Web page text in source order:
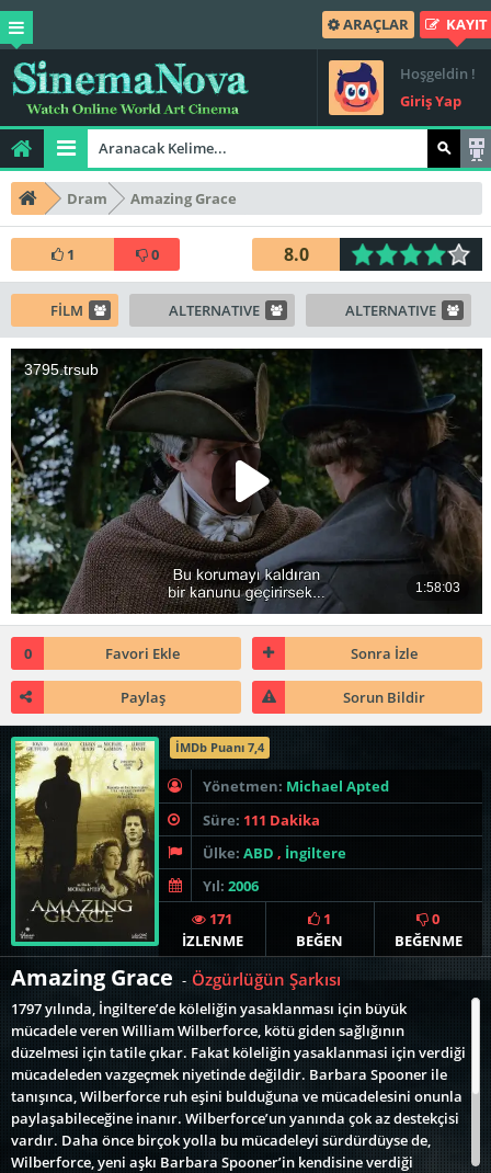
ARAÇLAR KAYIT
Hoşgeldin !
Giriş Yap
Dram Amazing Grace
1 0 8.0
FİLM ALTERNATIVE ALTERNATIVE
0 Favori Ekle Sonra İzle
Paylaş Sorun Bildir
İMDb Puanı 7,4
Yönetmen: Michael Apted
Süre: 111 Dakika
Ülke: ABD , İngiltere
Yıl: 2006
171
İZLENME
1
BEĞEN
0
BEĞENME
Amazing Grace - Özgürlüğün Şarkısı
1797 yılında, İngiltere’de köleliğin yasaklanması için büyük
mücadele veren William Wilberforce, kötü giden sağlığının
düzelmesi için tatile çıkar. Fakat köleliğin yasaklanmasi için verdiği
mücadeleden vazgeçmek niyetinde değildir. Barbara Spooner ile
tanışınca, Wilberforce ruh eşini bulduğuna ve mücadelesini onunla
paylaşabileceğine inanır. Wilberforce’un yanında çok az destekçisi
vardır. Daha önce birçok yolla bu mücadeleyi sürdürdüyse de,
Wilberforce, yeni aşkı Barbara Spooner’in kendisine verdiği